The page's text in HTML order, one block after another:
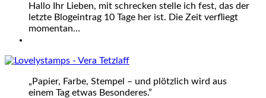
Hallo Ihr Lieben, mit schrecken stelle ich fest, das der
letzte Blogeintrag 10 Tage her ist. Die Zeit verfliegt
momentan…
„Papier, Farbe, Stempel – und plötzlich wird aus
einem Tag etwas Besonderes.”